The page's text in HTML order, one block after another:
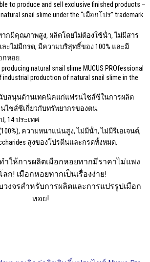
to produce and sell exclusive finished products –
natural snail slime under the “เมือกโปร” trademark
ากมีคุณภาพสูง, ผลิตโดยไม่ต้องใช้น้ํา, ไม่มีสาร
ละไม่มีกรด, มีความบริสุทธิ์ของ 100% และมี
กหอย.
natural snail slime MUCUS PROfessional
production of natural snail slime in the
บสนุนด้านเทคนิคแก่แฟรนไชส์ซีในการผลิต
ไชส์ซีเกี่ยวกับทรัพยากรของตน.
14 ประเทศ.
ความหนาแน่นสูง, ไม่มีน้ํา, ไม่มีรีเอเจนต์,
สูงของโปรตีนและกรดทั้งหมด.
าให้การผลิตเมือกหอยทากมีราคาไม่แพง
ก! เมือกหอยทากเป็นเรื่องง่าย!
งจรสําหรับการผลิตและการแปรรูปเมือก
หอย!